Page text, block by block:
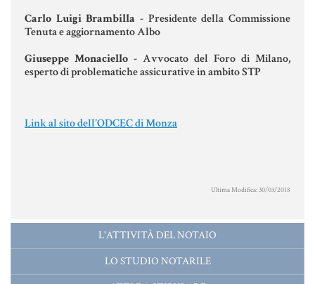
CODICE CIVILE
MATERIALE GIURIDICO NOTARILE
Fiscalità Speciale
Carlo Luigi Brambilla - Presidente della Commissione
Tenuta e aggiornamento Albo
Giuseppe Monaciello - Avvocato del Foro di Milano,
esperto di problematiche assicurative in ambito STP
Link al sito dell'ODCEC di Monza
Ultima Modifica: 30/03/2018
L'ATTIVITÀ DEL NOTAIO
LO STUDIO NOTARILE